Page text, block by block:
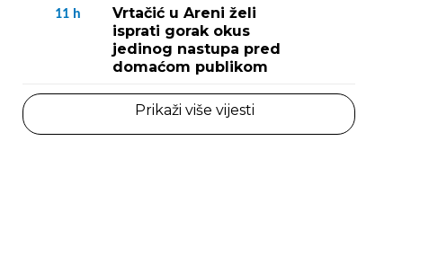
11 h
Vrtačić u Areni želi
isprati gorak okus
jedinog nastupa pred
domaćom publikom
Prikaži više vijesti